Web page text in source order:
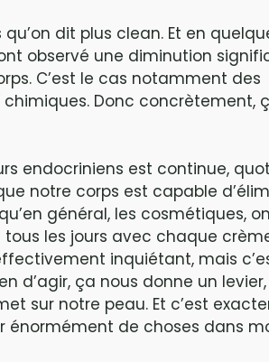
dit plus clean. Et en
observé une diminution
C’est le cas notamment des
Donc concrètement,
endocriniens est continue,
notre corps est capable
général, les cosmétiques,
les jours avec chaque
inquiétant, mais
d’agir, ça nous donne un
sur notre peau. Et c’est
énormément de choses dans